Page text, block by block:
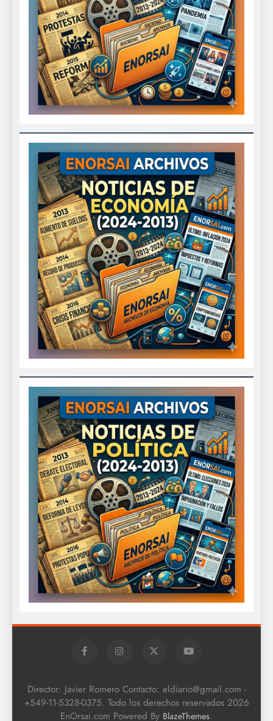
Director: Javier Romero Contacto: eldiario@gmail.com -
+549-11-5328-0375. Todo los derechos reservados 2026
EnOrsai.com Powered By BlazeThemes.